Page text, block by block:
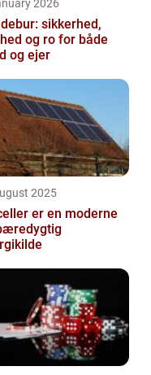
2026
sikkerhed,
og ro for både
og ejer
2025
er en moderne